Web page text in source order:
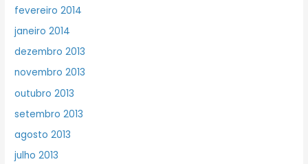
fevereiro 2014
janeiro 2014
dezembro 2013
novembro 2013
outubro 2013
setembro 2013
agosto 2013
julho 2013